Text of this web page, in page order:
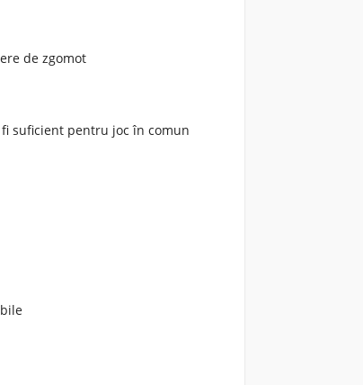
de zgomot
suficient pentru joc în comun